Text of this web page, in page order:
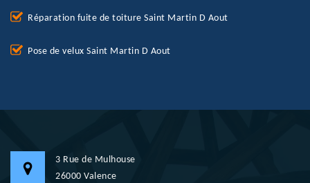
Réparation fuite de toiture Saint Martin D Aout
Pose de velux Saint Martin D Aout
3 Rue de Mulhouse
26000 Valence